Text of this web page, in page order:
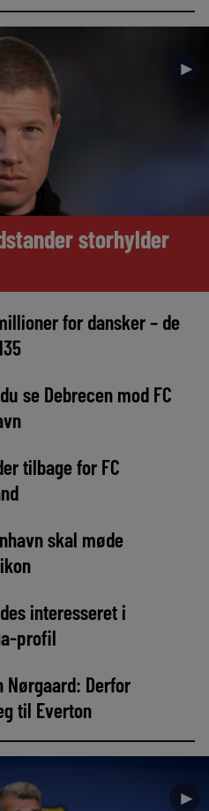
►
storhylder
for dansker – de
se Debrecen mod FC
tilbage for FC
skal møde
interesseret i
profil
Nørgaard: Derfor
til Everton
►